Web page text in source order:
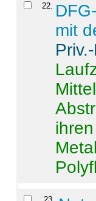
22
mit